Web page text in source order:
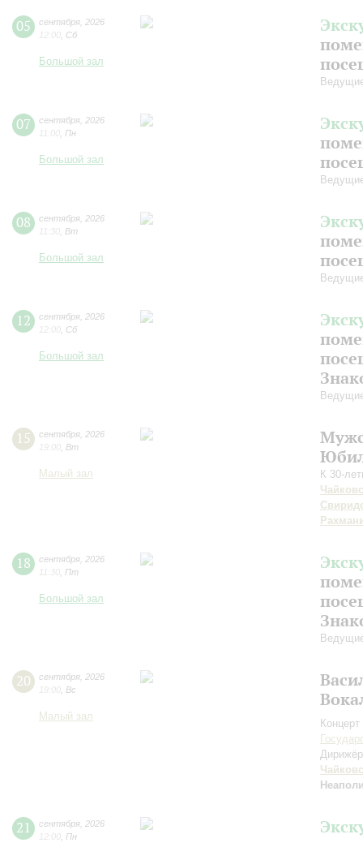
05 сентября 2026
12:00 Сб
Большой зал
07 сентября 2026
11:00 Пн
Большой зал
08 сентября 2026
11:30 Вт
Большой зал
12 сентября 2026
12:00 Сб
Большой зал
15 сентября 2026
19:00 Вт
Малый зал
К 30-
18 сентября 2026
11:30 Пт
Большой зал
20 сентября 2026
19:00 Вс
Малый зал
21 сентября 2026
12:00 Пн